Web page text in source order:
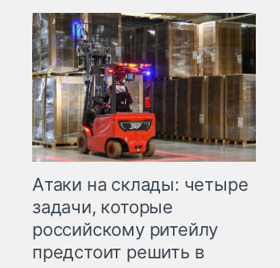
Атаки на склады: четыре
задачи, которые
российскому ритейлу
предстоит решить в